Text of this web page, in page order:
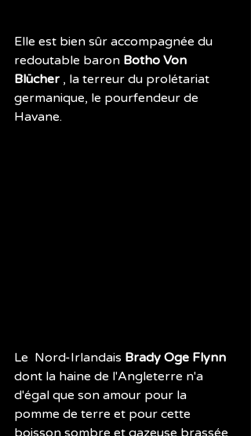
Elle est bien sûr accompagnée du
redoutable baron Botho Von
Blücher , la terreur du prolétariat
germanique, le pourfendeur de
Havane.
Le  Nord-Irlandais Brady Oge Flynn
dont la haine de l'Angleterre n'a
d'égal que son amour pour la
pomme de terre et pour cette
boisson sombre et gazeuse brassée